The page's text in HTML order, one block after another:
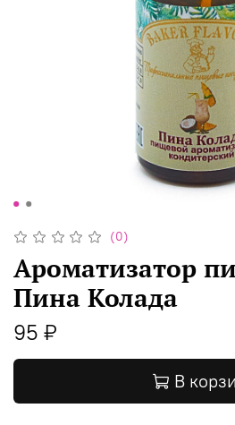
(0)
Ароматизатор
Пина Колада
95 ₽
В